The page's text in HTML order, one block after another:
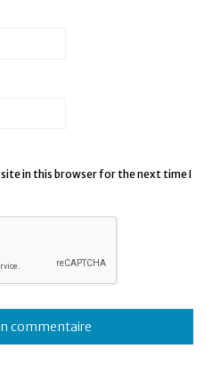
in this browser for the next time I